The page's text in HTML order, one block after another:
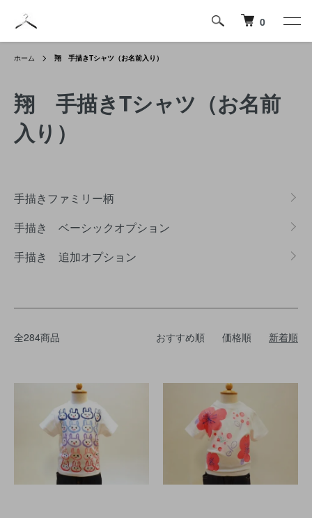
0
ホーム 翔 手描きTシャツ（お名前入り）
翔 手描きTシャツ（お名前
入り）
手描きファミリー柄
手描き ベーシックオプション
手描き 追加オプション
全284商品 おすすめ順 価格順 新着順